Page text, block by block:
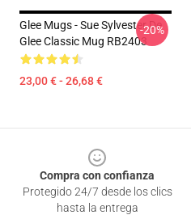
Glee Mugs - Sue Sylvester De
Glee Classic Mug RB2403
23,00 € - 26,68 €
-20%
Compra con confianza
Protegido 24/7 desde los clics
hasta la entrega